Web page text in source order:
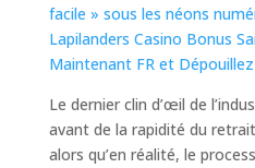
facile » sous les néons
Lapilanders Casino Bonus
Maintenant FR et
Le dernier clin d’œil de
avant de la rapidité du retrait
alors qu’en réalité, le